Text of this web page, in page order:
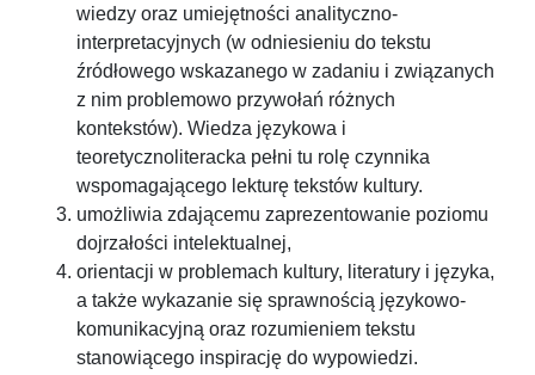
wiedzy oraz umiejętności analityczno-
interpretacyjnych (w odniesieniu do tekstu
źródłowego wskazanego w zadaniu i związanych
z nim problemowo przywołań różnych
kontekstów). Wiedza językowa i
teoretycznoliteracka pełni tu rolę czynnika
wspomagającego lekturę tekstów kultury.
umożliwia zdającemu zaprezentowanie poziomu
dojrzałości intelektualnej,
orientacji w problemach kultury, literatury i języka,
a także wykazanie się sprawnością językowo-
komunikacyjną oraz rozumieniem tekstu
stanowiącego inspirację do wypowiedzi.